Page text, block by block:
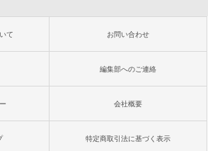
て お問い合わせ
編集部へのご連絡
会社概要
特定商取引法に基づく表示